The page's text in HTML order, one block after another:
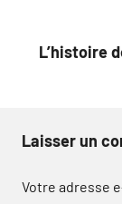
L’histoire
Laisser un
Votre adresse